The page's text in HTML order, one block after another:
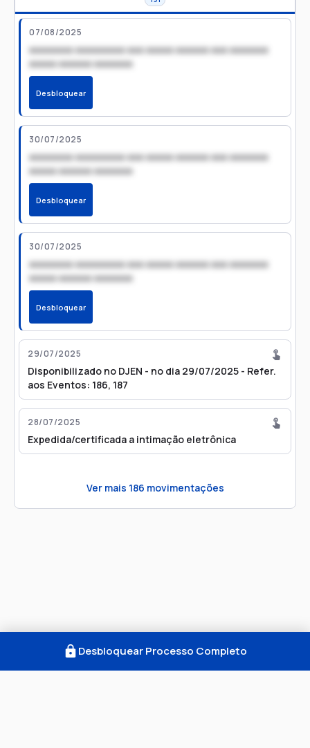
07/08/2025
xxxxxxxx xxxxxxxxx xxx xxxxx xxxxxx xxx xxxxxxx
xxxxx xxxxxx xxxxxxx
Desbloquear
30/07/2025
xxxxxxxx xxxxxxxxx xxx xxxxx xxxxxx xxx xxxxxxx
xxxxx xxxxxx xxxxxxx
Desbloquear
30/07/2025
xxxxxxxx xxxxxxxxx xxx xxxxx xxxxxx xxx xxxxxxx
xxxxx xxxxxx xxxxxxx
Desbloquear
29/07/2025
Disponibilizado no DJEN - no dia 29/07/2025 - Refer.
aos Eventos: 186, 187
28/07/2025
Expedida/certificada a intimação eletrônica
Ver mais 186 movimentações
Desbloquear Processo Completo